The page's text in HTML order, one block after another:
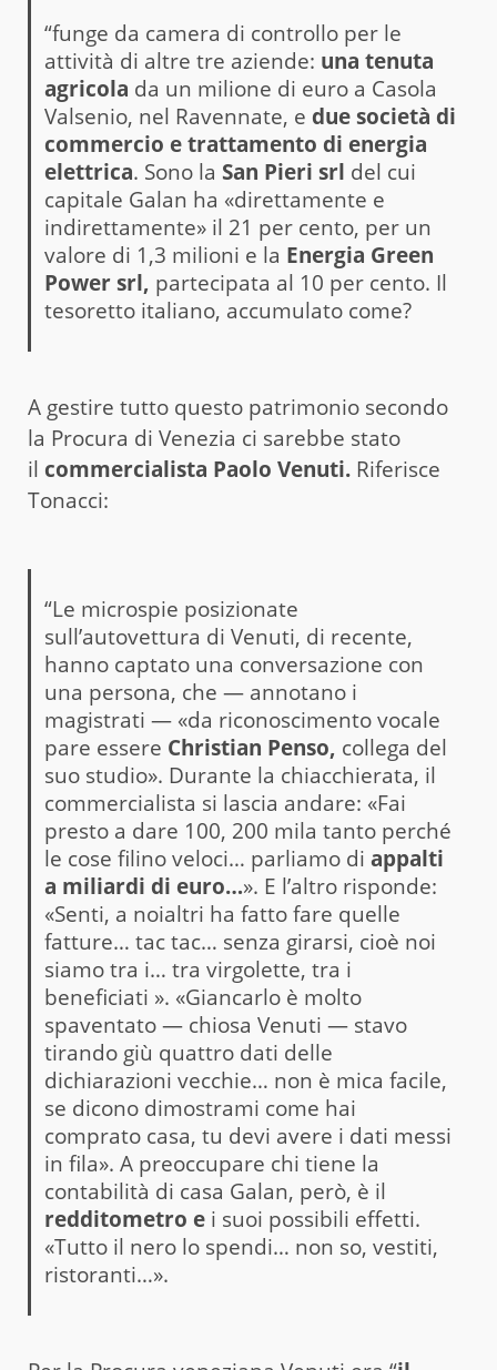
“funge da camera di controllo per le
attività di altre tre aziende: una tenuta
agricola da un milione di euro a Casola
Valsenio, nel Ravennate, e due società di
commercio e trattamento di energia
elettrica. Sono la San Pieri srl del cui
capitale Galan ha «direttamente e
indirettamente» il 21 per cento, per un
valore di 1,3 milioni e la Energia Green
Power srl, partecipata al 10 per cento. Il
tesoretto italiano, accumulato come?
A gestire tutto questo patrimonio secondo
la Procura di Venezia ci sarebbe stato
il commercialista Paolo Venuti. Riferisce
Tonacci:
“Le microspie posizionate
sull’autovettura di Venuti, di recente,
hanno captato una conversazione con
una persona, che — annotano i
magistrati — «da riconoscimento vocale
pare essere Christian Penso, collega del
suo studio». Durante la chiacchierata, il
commercialista si lascia andare: «Fai
presto a dare 100, 200 mila tanto perché
le cose filino veloci… parliamo di appalti
a miliardi di euro…». E l’altro risponde:
«Senti, a noialtri ha fatto fare quelle
fatture… tac tac… senza girarsi, cioè noi
siamo tra i… tra virgolette, tra i
beneficiati ». «Giancarlo è molto
spaventato — chiosa Venuti — stavo
tirando giù quattro dati delle
dichiarazioni vecchie… non è mica facile,
se dicono dimostrami come hai
comprato casa, tu devi avere i dati messi
in fila». A preoccupare chi tiene la
contabilità di casa Galan, però, è il
redditometro ei suoi possibili effetti.
«Tutto il nero lo spendi… non so, vestiti,
ristoranti…».